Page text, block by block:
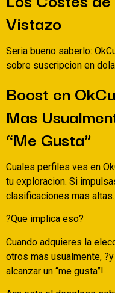
Vistazo
Seri­a bueno saberlo:
sobre suscripcion en
Boost en
Mas
“Me Gusta”
Cuales perfiles ves en
tu exploracion. Si
clasificaciones mas altas.
?Que implica eso?
Cuando adquieres la
otros mas usualmente,
alcanzar un “me gusta”!